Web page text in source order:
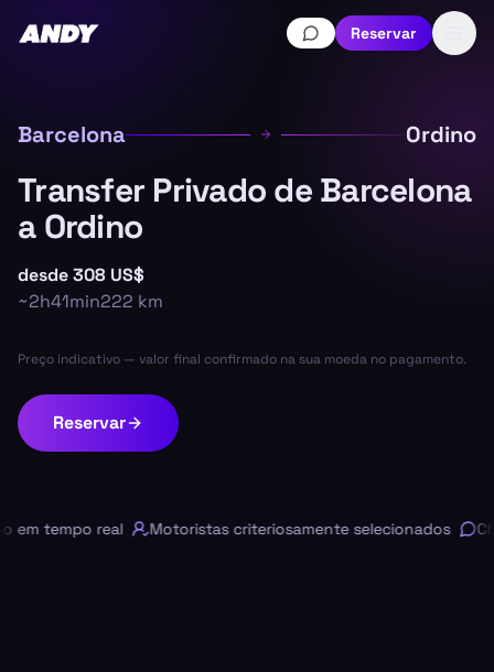
Reservar
Barcelona Ordino
Transfer Privado de Barcelona
a Ordino
desde308 US$
~2h41min222 km
Preço indicativo — valor final confirmado na sua moeda no pagamento.
Reservar
tempo real Motoristas criteriosamente selecionados